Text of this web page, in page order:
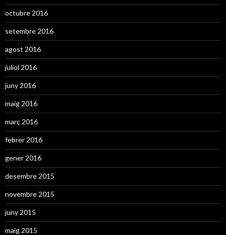
octubre 2016
setembre 2016
agost 2016
juliol 2016
juny 2016
maig 2016
març 2016
febrer 2016
gener 2016
desembre 2015
novembre 2015
juny 2015
maig 2015